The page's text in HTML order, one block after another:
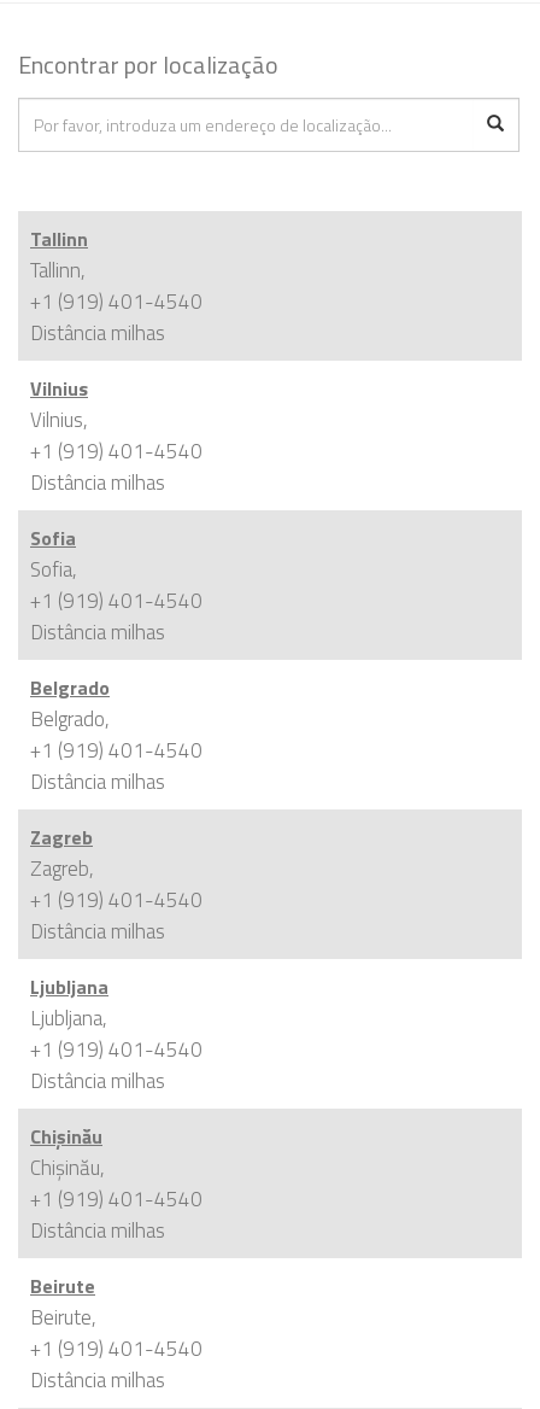
Encontrar por localização
Tallinn
Tallinn,
+1 (919) 401-4540
Distânciamilhas
Vilnius
Vilnius,
+1 (919) 401-4540
Distânciamilhas
Sofia
Sofia,
+1 (919) 401-4540
Distânciamilhas
Belgrado
Belgrado,
+1 (919) 401-4540
Distânciamilhas
Zagreb
Zagreb,
+1 (919) 401-4540
Distânciamilhas
Ljubljana
Ljubljana,
+1 (919) 401-4540
Distânciamilhas
Chișinău
Chișinău,
+1 (919) 401-4540
Distânciamilhas
Beirute
Beirute,
+1 (919) 401-4540
Distânciamilhas